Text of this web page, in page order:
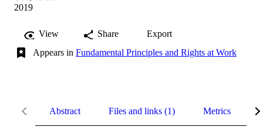
2019
View Share
Export
Appears in Fundamental Principles and Rights at Work
Abstract Files and links (1) Metrics